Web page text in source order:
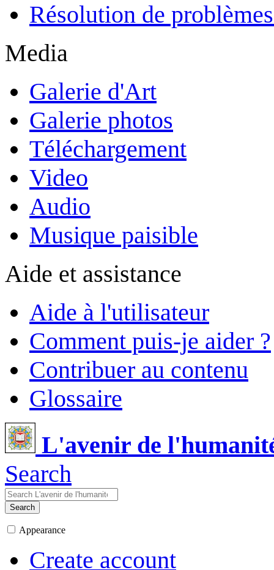
Résolution de
Media
Galerie d'Art
Galerie photos
Téléchargement
Video
Audio
Musique paisible
Aide et assistance
Aide à l'utilisateur
Comment puis-je aider ?
Contribuer au contenu
Glossaire
L'avenir de
Search
Search
Appearance
Create account